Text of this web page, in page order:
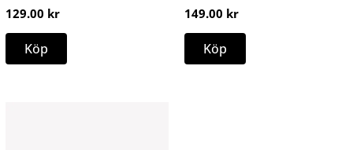
129.00 kr
Köp
149.00 kr
Köp